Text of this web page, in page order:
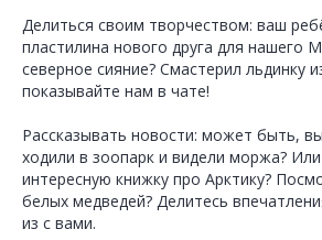
Делиться своим творчеством: ваш
пластилина нового друга для нашего
северное сияние? Смастерил льдинку
показывайте нам в чате!
Рассказывать новости: может быть,
ходили в зоопарк и видели моржа?
интересную книжку про Арктику?
белых медведей? Делитесь
из с вами.